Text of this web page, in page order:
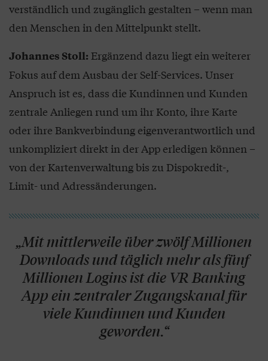
verständlich und zugänglich gestalten – wenn man
den Menschen in den Mittelpunkt stellt.
Johannes Stoll: Ergänzend dazu liegt ein weiterer
Fokus auf dem Ausbau der Self-Services. Unser
Anspruch ist es, dass die Kundinnen und Kunden
zentrale Anliegen rund um ihr Konto, ihre Karte
oder ihre Bankverbindung eigenverantwortlich und
unkompliziert direkt in der App erledigen können –
von der Kartenverwaltung bis zu Dispokredit-,
Limit- und Adressänderungen.
„Mit mittlerweile über zwölf Millionen
Downloads und täglich mehr als fünf
Millionen Logins ist die VR Banking
App ein zentraler Zugangskanal für
viele Kundinnen und Kunden
geworden.“